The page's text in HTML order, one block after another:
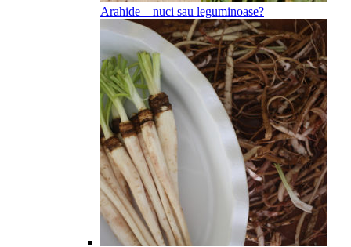
Arahide – nuci sau leguminoase?